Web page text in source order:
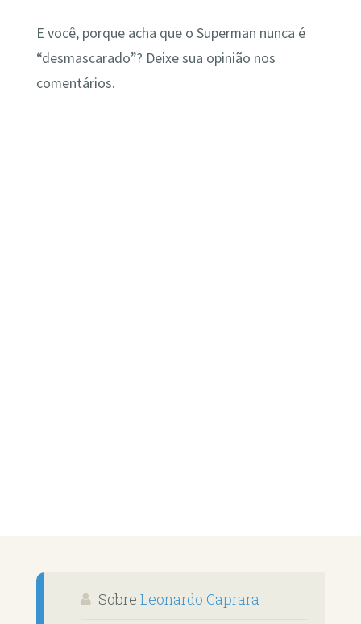
E você, porque acha que o Superman nunca é
“desmascarado”? Deixe sua opinião nos
comentários.
Sobre Leonardo Caprara